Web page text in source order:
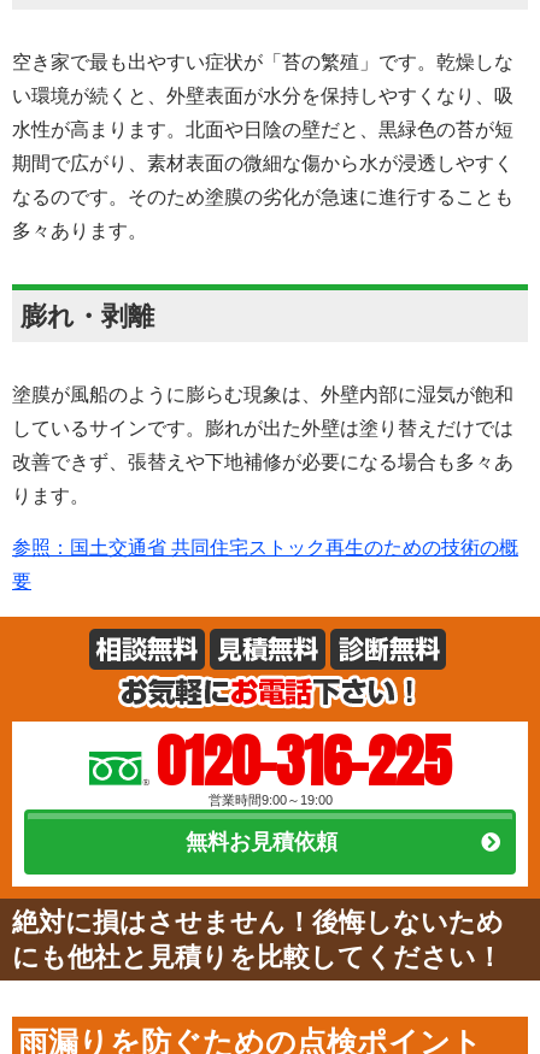
空き家で最も出やすい症状が「苔の繁殖」です。乾燥しな
い環境が続くと、外壁表面が水分を保持しやすくなり、吸
水性が高まります。北面や日陰の壁だと、黒緑色の苔が短
期間で広がり、素材表面の微細な傷から水が浸透しやすく
なるのです。そのため塗膜の劣化が急速に進行することも
多々あります。
膨れ・剥離
塗膜が風船のように膨らむ現象は、外壁内部に湿気が飽和
しているサインです。膨れが出た外壁は塗り替えだけでは
改善できず、張替えや下地補修が必要になる場合も多々あ
ります。
参照：国土交通省 共同住宅ストック再生のための技術の概
要
0120-316-225
営業時間9:00～19:00
無料お見積依頼
絶対に損はさせません！後悔しないため
にも他社と見積りを比較してください！
雨漏りを防ぐための点検ポイント